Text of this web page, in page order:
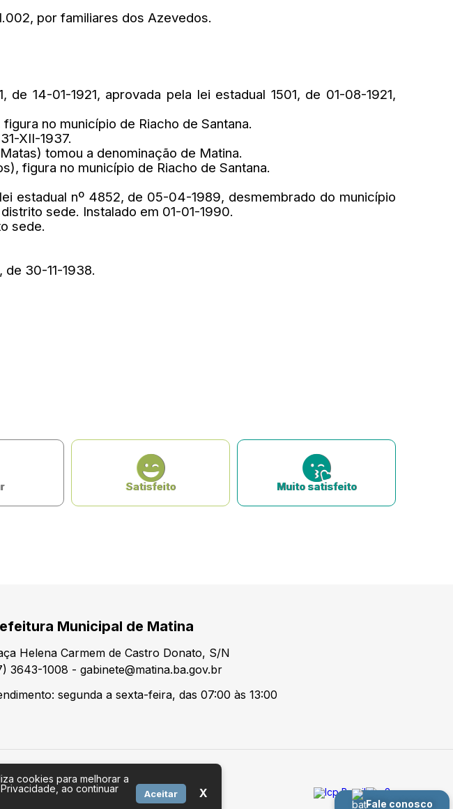
Fale conosco
por familiares dos Azevedos.
14-01-1921, aprovada pela lei estadual 1501, de 01-08-1921,
no município de Riacho de Santana.
XII-1937.
tomou a denominação de Matina.
figura no município de Riacho de Santana.
estadual nº 4852, de 05-04-1989, desmembrado do município
sede. Instalado em 01-01-1990.
sede.
30-11-1938.
Satisfeito Muito satisfeito
Municipal de Matina
Helena Carmem de Castro Donato, S/N
3643-1008 - gabinete@matina.ba.gov.br
segunda a sexta-feira, das 07:00 às 13:00
cookies para melhorar a
ao continuar
Aceitar X